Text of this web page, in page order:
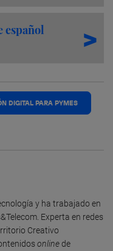
español
DIGITAL PARA PYMES
y ha trabajado en
Experta en redes
Creativo
onlinede